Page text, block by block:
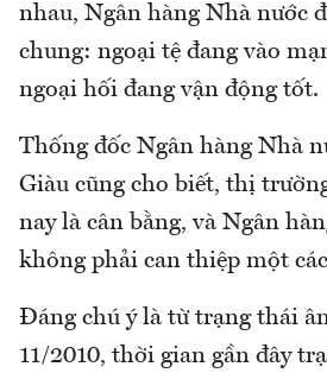
nhau, Ngân hàng Nhà nước
chung: ngoại tệ đang vào
ngoại hối đang vận động tốt.
Thống đốc Ngân hàng Nhà
Giàu cũng cho biết, thị
nay là cân bằng, và Ngân
không phải can thiệp một
Đáng chú ý là từ trạng thái
11/2010, thời gian gần đây